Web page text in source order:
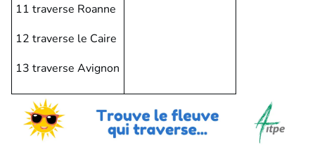
11 traverse Roanne
12 traverse le Caire
13 traverse Avignon